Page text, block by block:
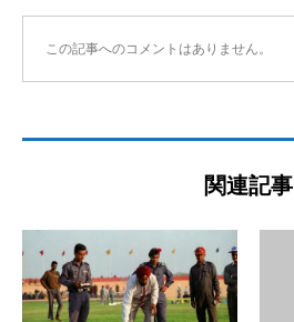
この記事へのコメントはありません。
関連記事